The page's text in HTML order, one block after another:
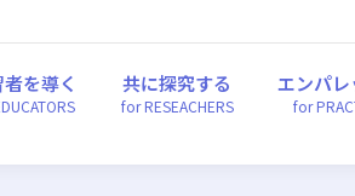
を導く 共に探究する
for RESEACHERS
エンパレ
for
者を導く 共に探究する エンパ